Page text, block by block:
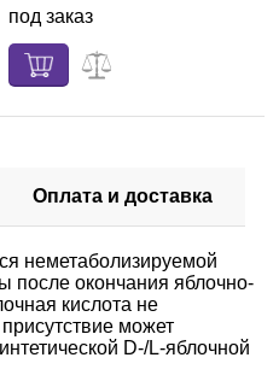
под заказ
Оплата и доставка
неметаболизируемой
после окончания яблочно-
кислота не
может
D-/L-яблочной